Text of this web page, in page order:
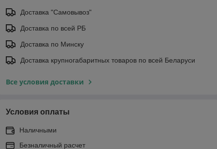
Доставка "Самовывоз"
Доставка по всей РБ
Доставка по Минску
Доставка крупногабаритных товаров по всей Беларуси
Все условия доставки
Условия оплаты
Наличными
Безналичный расчет